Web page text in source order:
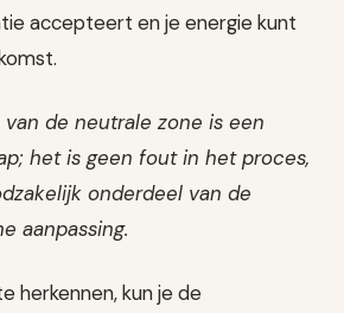
accepteert en je energie kunt
de neutrale zone is een
het is geen fout in het proces,
onderdeel van de
aanpassing.
herkennen, kun je de